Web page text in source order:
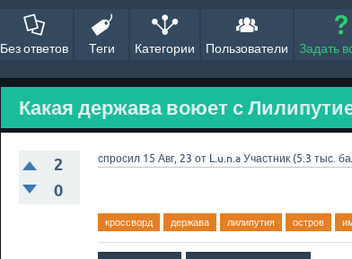
Без ответов Теги Категории Пользователи Задать
Какая держава воюет с
2
0
спросил 15 Авг, 23 от L.u.n.a Участник (5.3 тыс.
кроссворд держава лилипутия остров